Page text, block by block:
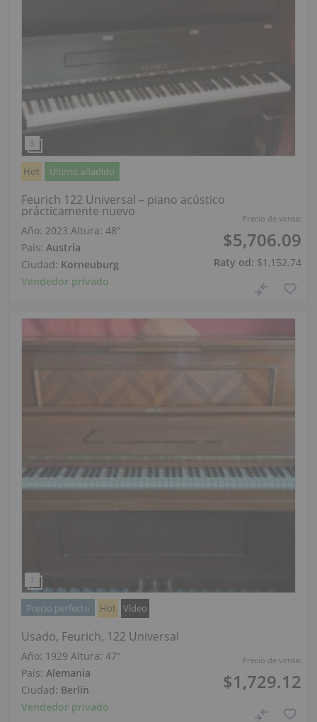
Precio de venta:
$5,706.09
Raty od: $1,152.74
Hot Último añadido
Feurich 122 Universal – piano acústico
prácticamente nuevo
Año: 2023 Altura: 48″
País: Austria
Ciudad: Korneuburg
Vendedor privado
Precio de venta:
$1,729.12
Precio perfecto Hot Vídeo
Usado, Feurich, 122 Universal
Año: 1929 Altura: 47″
País: Alemania
Ciudad: Berlín
Vendedor privado